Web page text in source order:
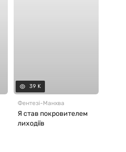
39 K
Фентезі-Манхва
Я став покровителем
лиходіїв